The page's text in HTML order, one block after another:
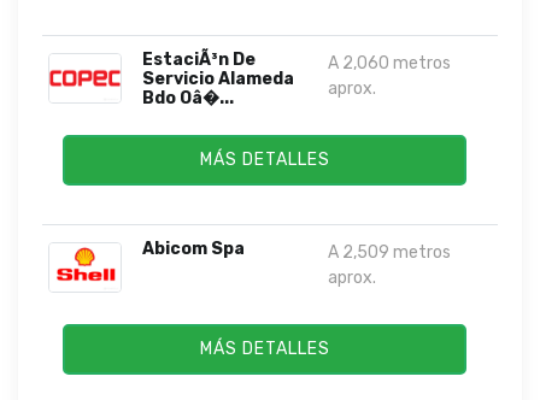
EstaciÃ³n De
Servicio Alameda
Bdo Oâ�...
A 2,060 metros
aprox.
MÁS DETALLES
Abicom Spa
A 2,509 metros
aprox.
MÁS DETALLES